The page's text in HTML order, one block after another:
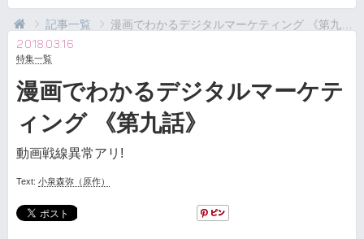
記事一覧 漫画でわかるデジタルマーケティング 《第九話》
2018.03.16
特集一覧
漫画でわかるデジタルマーケテ
ィング 《第九話》
動画戦線異常アリ!
Text: 小泉森弥（原作）